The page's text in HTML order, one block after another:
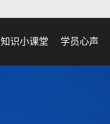
知识小课堂 学员心声